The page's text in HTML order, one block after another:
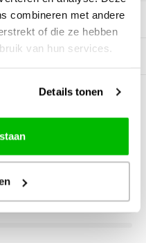
combineren met andere
of die ze hebben
van hun services.
Details tonen